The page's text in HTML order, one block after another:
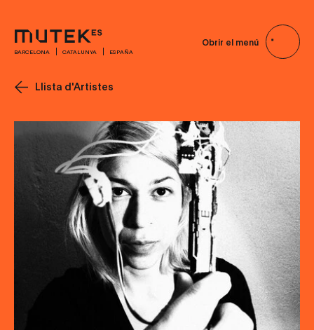
BARCELONA CATALUNYA ESPAÑA
Obrir el menú
Llista d'Artistes